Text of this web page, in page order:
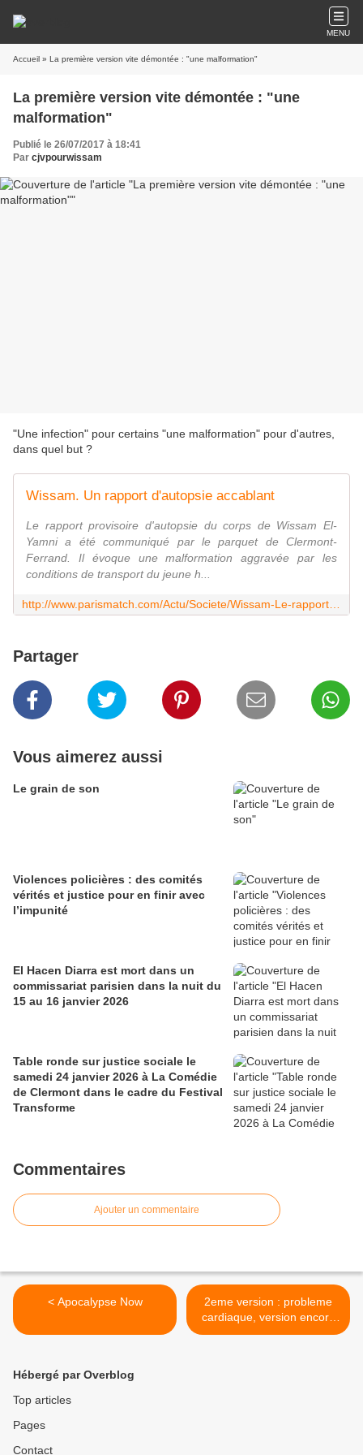
MENU
Accueil » La première version vite démontée : "une malformation"
La première version vite démontée : "une
malformation"
Publié le 26/07/2017 à 18:41
Par cjvpourwissam
"Une infection" pour certains "une malformation" pour d'autres,
dans quel but ?
Wissam. Un rapport d'autopsie accablant
Le rapport provisoire d'autopsie du corps de Wissam El-
Yamni a été communiqué par le parquet de Clermont-
Ferrand. Il évoque une malformation aggravée par les
conditions de transport du jeune h...
Partager
Vous aimerez aussi
Le grain de son
Violences policières : des comités
vérités et justice pour en finir avec
l’impunité
El Hacen Diarra est mort dans un
commissariat parisien dans la nuit du
15 au 16 janvier 2026
Table ronde sur justice sociale le
samedi 24 janvier 2026 à La Comédie
de Clermont dans le cadre du Festival
Transforme
Commentaires
Ajouter un commentaire
< Apocalypse Now
2eme version : probleme
cardiaque, version encore
démontée >
Hébergé par Overblog
Top articles
Pages
Contact